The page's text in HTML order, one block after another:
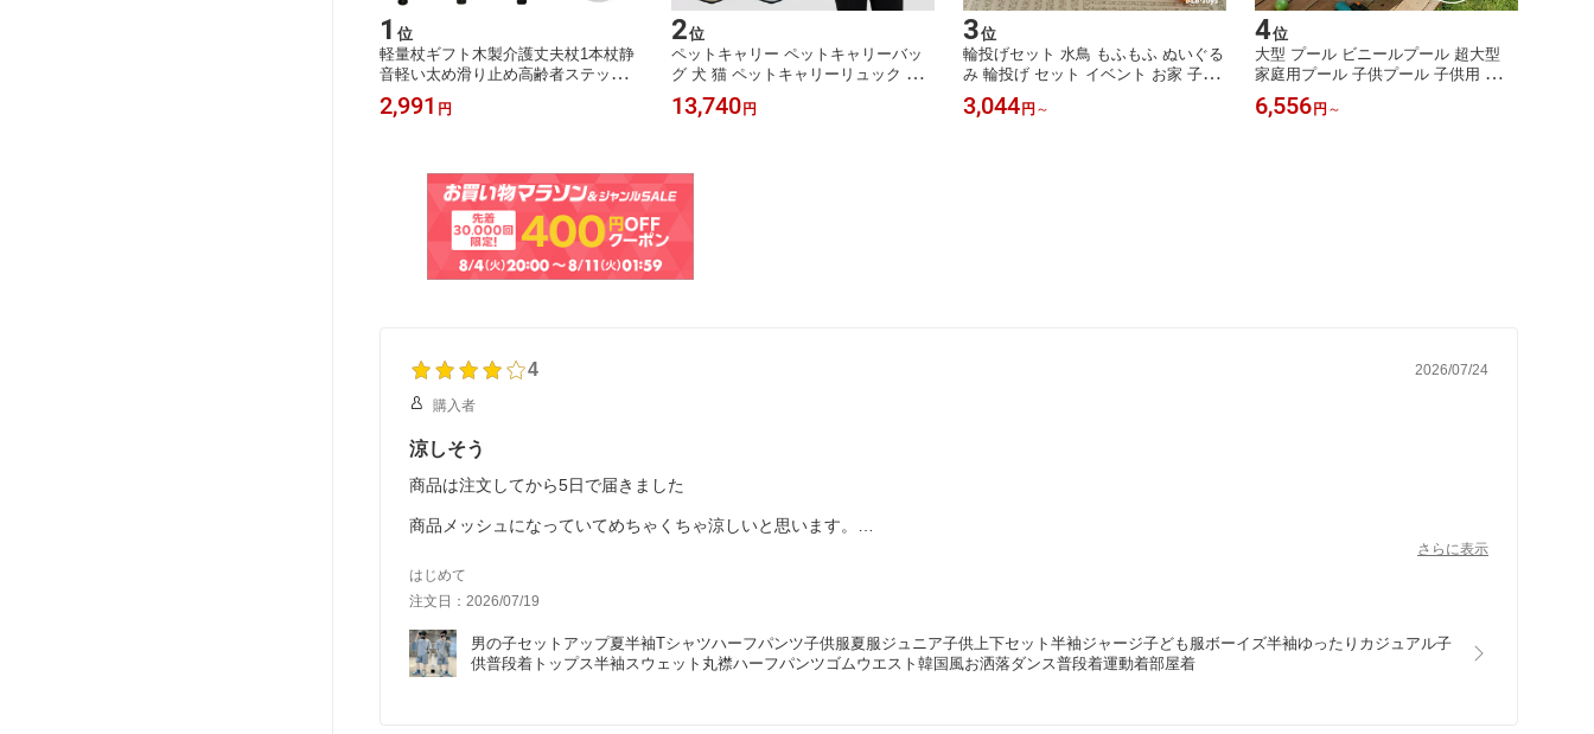
1 位
軽量杖ギフト木製介護丈夫杖1本杖静
音軽い太め滑り止め高齢者ステッキシ
ニアお年寄り敬老の日つえプレゼント
女性用男性用低身長父の日祖父祖母一
2,991 円
2位
ペットキャリー ペットキャリーバッ
グ 犬 猫 ペットキャリーリュック ペ
ットバッグ ペットリュック ペット キ
ャリー 飛び出し防止 大容量 窓 リュ
害 拡張
13,740 円
3位
輪投げセット 水鳥 もふもふ ぬいぐる
み 輪投げ セット イベント お家 子供
手先鍛え 協調性 景品おもちゃ 子供会
幼稚園 保育園 わなげ ワナゲ 電動 ダ
3,044 円 ～
4位
大型 プール ビニールプール 超大型
家庭用プール 子供プール 子供用 ファ
ミリープール 折りたたみ収納 庭 ベラ
ンダ 家庭用プール 充気式プール 家庭
6,556 円 ～
4 2026/07/24
購入者
涼しそう
商品は注文してから5日で届きました
商品メッシュになっていてめちゃくちゃ涼しいと思います。
ブラックを購入しましたが色違いでグレーも欲しいです。
さらに表示
はじめて
注文日：2026/07/19
男の子セットアップ夏半袖Tシャツハーフパンツ子供服夏服ジュニア子供上下セット半袖ジャージ子ども服ボーイズ半袖ゆったりカジュアル子
供普段着トップス半袖スウェット丸襟ハーフパンツゴムウエスト韓国風お洒落ダンス普段着運動着部屋着